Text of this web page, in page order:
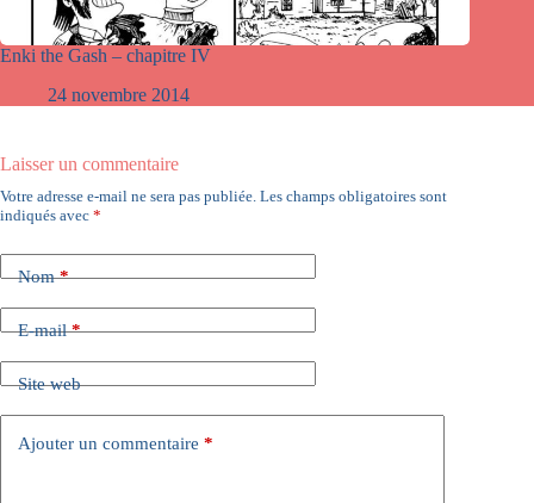
Enki the Gash – chapitre IV
24 novembre 2014
Laisser un commentaire
Votre adresse e-mail ne sera pas publiée. Les champs obligatoires sont
indiqués avec *
Nom*
E-mail*
Site web
Ajouter un commentaire *